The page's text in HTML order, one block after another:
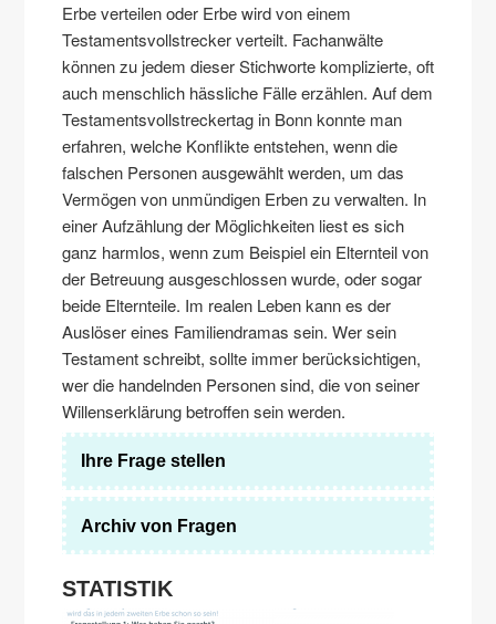
Erbe verteilen oder Erbe wird von einem
Testamentsvollstrecker verteilt. Fachanwälte
können zu jedem dieser Stichworte komplizierte, oft
auch menschlich hässliche Fälle erzählen. Auf dem
Testamentsvollstreckertag in Bonn konnte man
erfahren, welche Konflikte entstehen, wenn die
falschen Personen ausgewählt werden, um das
Vermögen von unmündigen Erben zu verwalten. In
einer Aufzählung der Möglichkeiten liest es sich
ganz harmlos, wenn zum Beispiel ein Elternteil von
der Betreuung ausgeschlossen wurde, oder sogar
beide Elternteile. Im realen Leben kann es der
Auslöser eines Familiendramas sein. Wer sein
Testament schreibt, sollte immer berücksichtigen,
wer die handelnden Personen sind, die von seiner
Willenserklärung betroffen sein werden.
Ihre Frage stellen
Archiv von Fragen
STATISTIK